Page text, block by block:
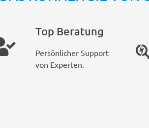
Top Beratung
Persönlicher Support
von Experten.